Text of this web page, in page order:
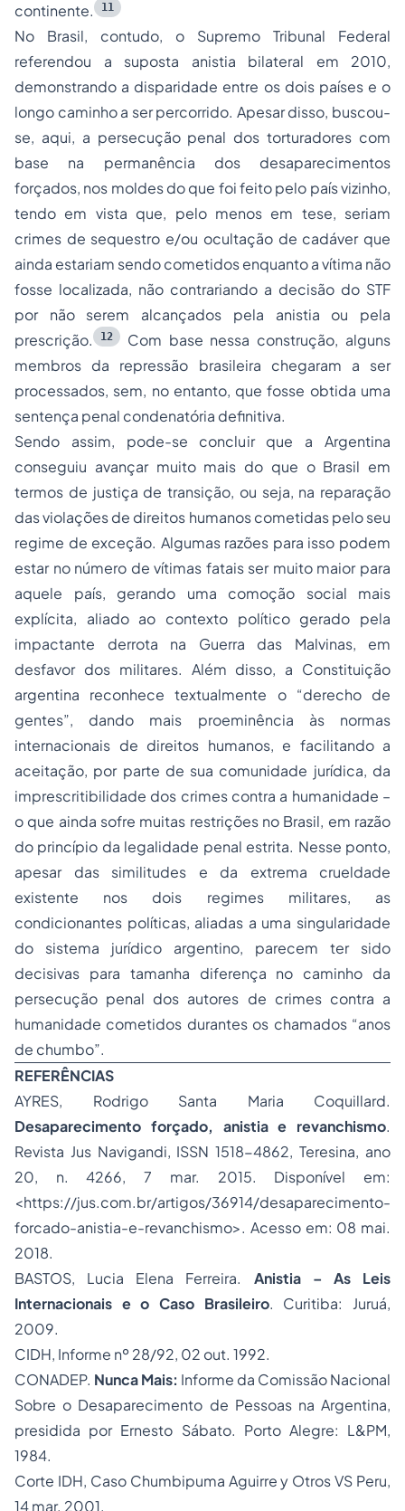
continente.
11
No Brasil, contudo, o Supremo Tribunal Federal
referendou a suposta anistia bilateral em 2010,
demonstrando a disparidade entre os dois países e o
longo caminho a ser percorrido. Apesar disso, buscou-
se, aqui, a persecução penal dos torturadores com
base na permanência dos desaparecimentos
forçados, nos moldes do que foi feito pelo país vizinho,
tendo em vista que, pelo menos em tese, seriam
crimes de sequestro e/ou ocultação de cadáver que
ainda estariam sendo cometidos enquanto a vítima não
fosse localizada, não contrariando a decisão do STF
por não serem alcançados pela anistia ou pela
prescrição.
12
Com base nessa construção, alguns
membros da repressão brasileira chegaram a ser
processados, sem, no entanto, que fosse obtida uma
sentença penal condenatória definitiva.
Sendo assim, pode-se concluir que a Argentina
conseguiu avançar muito mais do que o Brasil em
termos de justiça de transição, ou seja, na reparação
das violações de direitos humanos cometidas pelo seu
regime de exceção. Algumas razões para isso podem
estar no número de vítimas fatais ser muito maior para
aquele país, gerando uma comoção social mais
explícita, aliado ao contexto político gerado pela
impactante derrota na Guerra das Malvinas, em
desfavor dos militares. Além disso, a Constituição
argentina reconhece textualmente o “derecho de
gentes”, dando mais proeminência às normas
internacionais de direitos humanos, e facilitando a
aceitação, por parte de sua comunidade jurídica, da
imprescritibilidade dos crimes contra a humanidade –
o que ainda sofre muitas restrições no Brasil, em razão
do princípio da legalidade penal estrita. Nesse ponto,
apesar das similitudes e da extrema crueldade
existente nos dois regimes militares, as
condicionantes políticas, aliadas a uma singularidade
do sistema jurídico argentino, parecem ter sido
decisivas para tamanha diferença no caminho da
persecução penal dos autores de crimes contra a
humanidade cometidos durantes os chamados “anos
de chumbo”.
REFERÊNCIAS
AYRES, Rodrigo Santa Maria Coquillard.
Desaparecimento forçado, anistia e revanchismo.
Revista Jus Navigandi, ISSN 1518-4862, Teresina, ano
20, n. 4266, 7 mar. 2015. Disponível em:
<https://jus.com.br/artigos/36914/desaparecimento-
forcado-anistia-e-revanchismo>. Acesso em: 08 mai.
2018.
BASTOS, Lucia Elena Ferreira. Anistia – As Leis
Internacionais e o Caso Brasileiro. Curitiba: Juruá,
2009.
CIDH, Informe nº 28/92, 02 out. 1992.
CONADEP. Nunca Mais: Informe da Comissão Nacional
Sobre o Desaparecimento de Pessoas na Argentina,
presidida por Ernesto Sábato. Porto Alegre: L&PM,
1984.
Corte IDH, Caso Chumbipuma Aguirre y Otros VS Peru,
14 mar. 2001.